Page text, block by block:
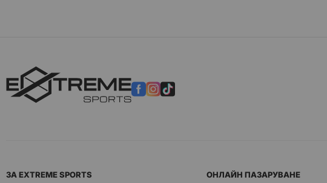
ЗА EXTREME SPORTS ОНЛАЙН ПАЗАРУВАНЕ